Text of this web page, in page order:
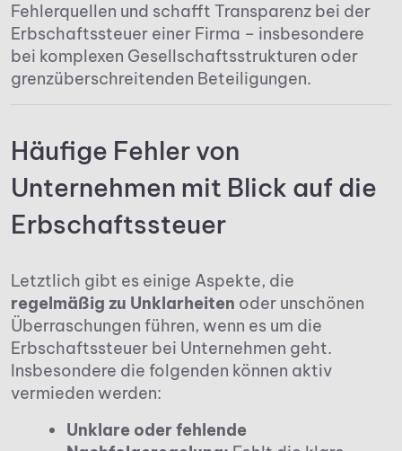
Fehlerquellen und schafft Transparenz bei der
Erbschaftssteuer einer Firma – insbesondere
bei komplexen Gesellschaftsstrukturen oder
grenzüberschreitenden Beteiligungen.
Häufige Fehler von
Unternehmen mit Blick auf die
Erbschaftssteuer
Letztlich gibt es einige Aspekte, die
regelmäßig zu Unklarheiten oder unschönen
Überraschungen führen, wenn es um die
Erbschaftssteuer bei Unternehmen geht.
Insbesondere die folgenden können aktiv
vermieden werden:
Unklare oder fehlende